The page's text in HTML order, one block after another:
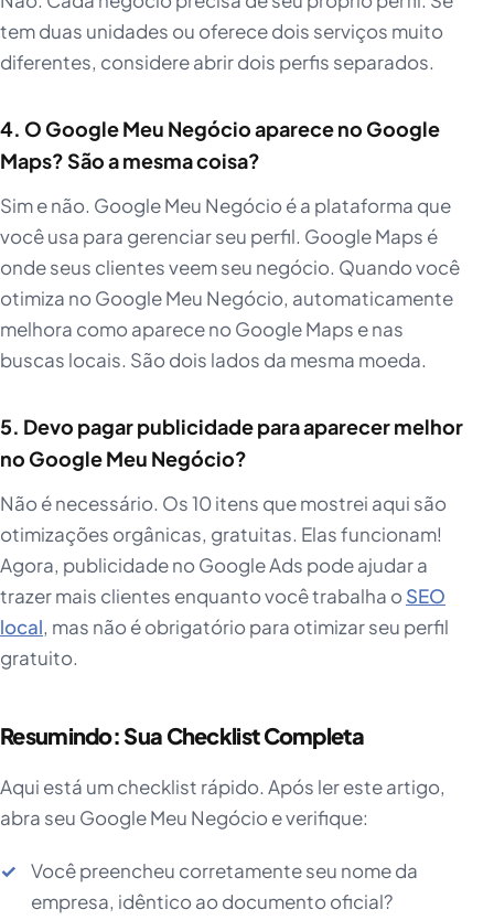
tem duas unidades ou oferece dois serviços muito
diferentes, considere abrir dois perfis separados.
4. O Google Meu Negócio aparece no Google
Maps? São a mesma coisa?
Sim e não. Google Meu Negócio é a plataforma que
você usa para gerenciar seu perfil. Google Maps é
onde seus clientes veem seu negócio. Quando você
otimiza no Google Meu Negócio, automaticamente
melhora como aparece no Google Maps e nas
buscas locais. São dois lados da mesma moeda.
5. Devo pagar publicidade para aparecer melhor
no Google Meu Negócio?
Não é necessário. Os 10 itens que mostrei aqui são
otimizações orgânicas, gratuitas. Elas funcionam!
Agora, publicidade no Google Ads pode ajudar a
trazer mais clientes enquanto você trabalha oSEO
local, mas não é obrigatório para otimizar seu perfil
gratuito.
Resumindo: Sua Checklist Completa
Aqui está um checklist rápido. Após ler este artigo,
abra seu Google Meu Negócio e verifique:
Você preencheu corretamente seu nome da
empresa, idêntico ao documento oficial?